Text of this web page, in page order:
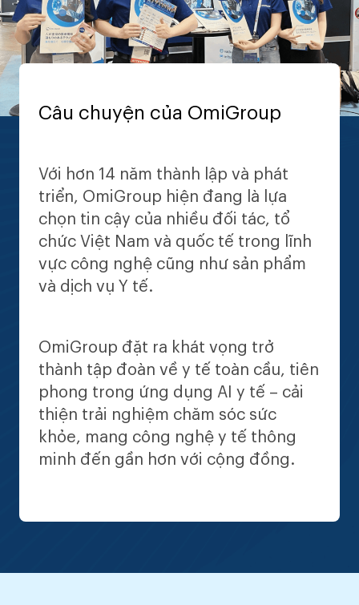
Câu chuyện của OmiGroup
Với hơn 14 năm thành lập và phát
triển, OmiGroup hiện đang là lựa
chọn tin cậy của nhiều đối tác, tổ
chức Việt Nam và quốc tế trong lĩnh
vực công nghệ cũng như sản phẩm
và dịch vụ Y tế.
OmiGroup đặt ra khát vọng trở
thành tập đoàn về y tế toàn cầu, tiên
phong trong ứng dụng AI y tế – cải
thiện trải nghiệm chăm sóc sức
khỏe, mang công nghệ y tế thông
minh đến gần hơn với cộng đồng.